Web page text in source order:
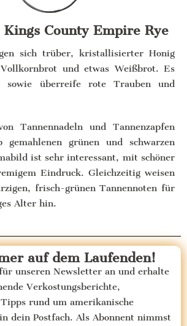
Kings County Empire Rye
sich trüber, kristallisierter Honig
und etwas Weißbrot. Es
sowie überreife rote Trauben und
Tannennadeln und Tannenzapfen
grünen und schwarzen
ist sehr interessant, mit schöner
Eindruck. Gleichzeitig weisen
frisch-grünen Tannennoten für
Alter hin.
auf dem Laufenden!
unseren Newsletter an und erhalte
Verkostungsberichte,
rund um amerikanische
dein Postfach. Als Abonnent nimmst